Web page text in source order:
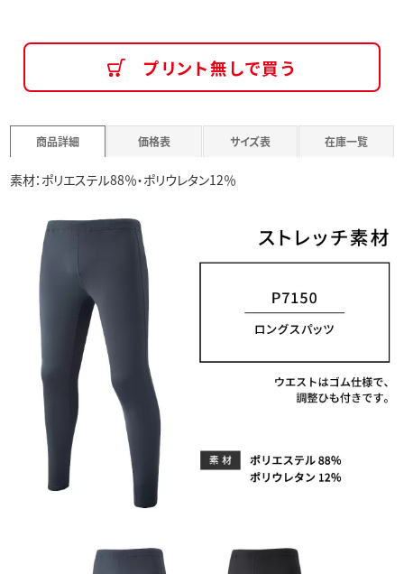
プリント無しで買う
商品詳細 価格表 サイズ表 在庫一覧
素材：ポリエステル88％・ポリウレタン12％